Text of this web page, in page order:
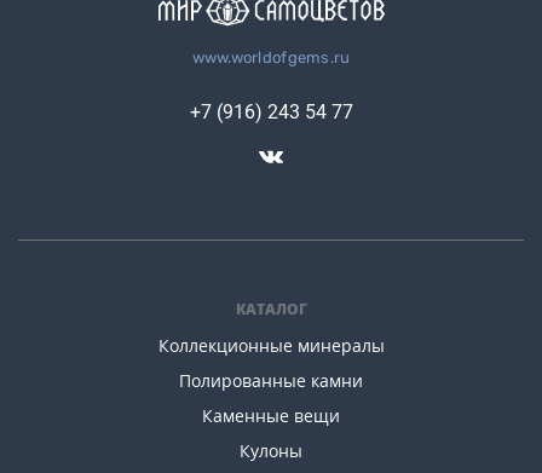
www.worldofgems.ru
КАТАЛОГ
Коллекционные минералы
Полированные камни
Каменные вещи
Кулоны
+7 (916) 243 54 77